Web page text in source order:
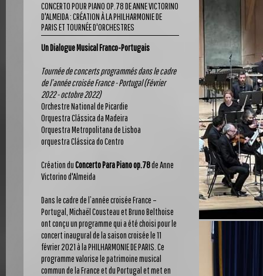
CONCERTO POUR PIANO OP.78 DE ANNE VICTORINO
D'ALMEIDA : CRÉATION À LA PHILHARMONIE DE
PARIS ET TOURNÉE D'ORCHESTRES
Un Dialogue Musical Franco-Portugais
Tournée de concerts programmés dans le cadre
de l’année croisée France - Portugal (Février
2022 - octobre 2022)
Orchestre National de Picardie
Orquestra Clássica da Madeira
Orquestra Metropolitana de Lisboa
orquestra Clássica do Centro
Création duConcerto Para Piano op.78de Anne
Victorino d'Almeida
Dans le cadre de l’année croisée France –
Portugal, Michaël Cousteau et Bruno Belthoise
ont conçu un programme qui a été choisi pour le
concert inaugural de la saison croisée le 11
février 2021 à la PHILHARMONIE DE PARIS. Ce
programme valorise le patrimoine musical
commun de la France et du Portugal et met en